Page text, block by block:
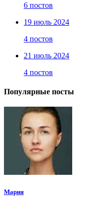
6 постов
19 июль 2024
4 постов
21 июль 2024
4 постов
Популярные посты
Мария